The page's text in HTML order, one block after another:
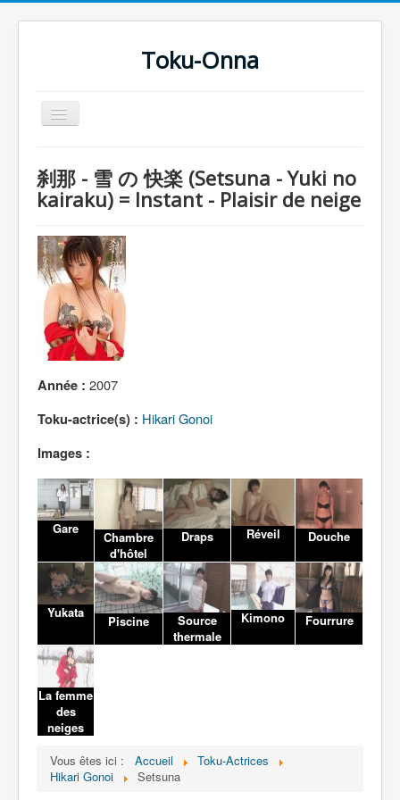
Toku-Onna
Basculer
la
Toku-Actrices
Séries
Films
COSAA
Dessins
刹那 - 雪 の 快楽 (Setsuna - Yuki no
kairaku) = Instant - Plaisir de neige
Année : 2007
Toku-actrice(s) : Hikari Gonoi
Images :
Gare
Chambre
d'hôtel
Draps Réveil Douche
Yukata
Piscine
Source
thermale
Kimono Fourrure
La femme
des
neiges
Vous êtes ici :
Accueil
Toku-Actrices
Hikari Gonoi
Setsuna